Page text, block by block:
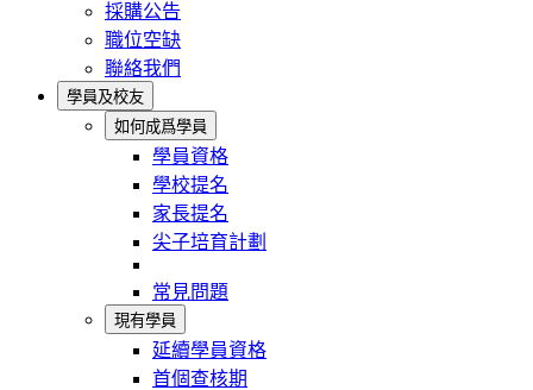
採購公告
職位空缺
聯絡我們
學員及校友
如何成爲學員
學員資格
學校提名
家長提名
尖子培育計劃
常見問題
現有學員
延續學員資格
首個查核期